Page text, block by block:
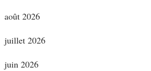
août 2026
juillet 2026
juin 2026